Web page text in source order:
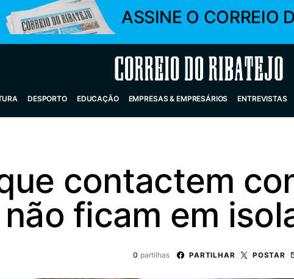
ASSINE O CORREIO
Correio do Ribatejo
DESPORTO EDUCAÇÃO EMPRESAS & EMPRESÁRIOS ENTREVISTAS
contactem
ficam em
0 partilhas PARTILHAR POSTAR